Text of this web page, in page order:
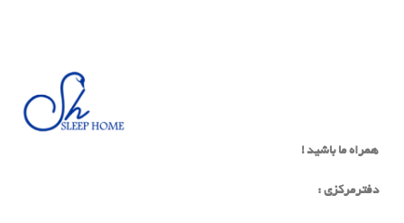
همراه ما باشید !
دفترمرکزی :